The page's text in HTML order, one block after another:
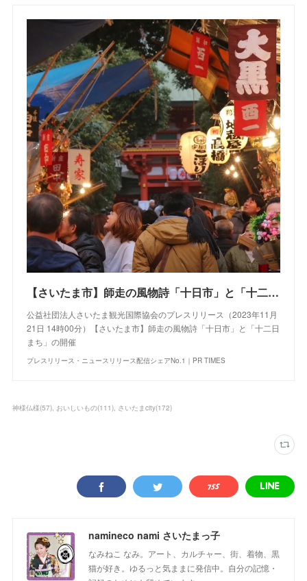
【さいたま市】師走の風物詩「十日市」と「十二日まち」の開催
公益社団法人さいたま観光国際協会のプレスリリース（2023年11月
21日 14時00分）【さいたま市】師走の風物詩「十日市」と「十二日
まち」の開催
プレスリリース・ニュースリリース配信シェアNo.1｜PR TIMES
神様仏様(57) おいしいもの(111) さいたまcity(172)
namineco nami さいたまっ子
なみねこ なみ。アート、カルチャー、街、着物、黒
猫が好き。ゆるっと気ままに発信中。自分の記憶・